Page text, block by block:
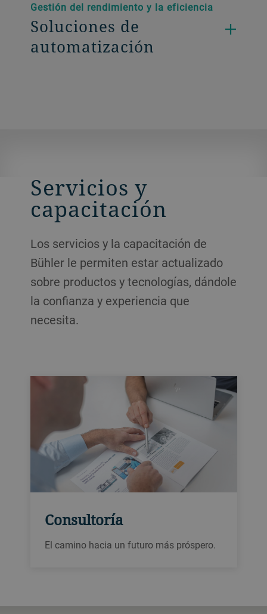
Gestión del rendimiento y la eficiencia
Soluciones de
automatización
Servicios y
capacitación
Los servicios y la capacitación de
Bühler le permiten estar actualizado
sobre productos y tecnologías, dándole
la confianza y experiencia que
necesita.
Consultoría
El camino hacia un futuro más próspero.